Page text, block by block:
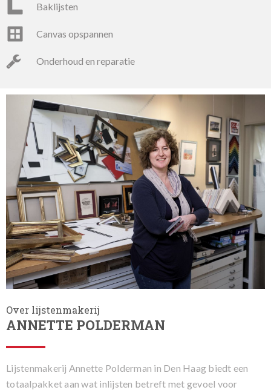
baklijsten
canvas opspannen
onderhoud en reparatie
Over lijstenmakerij
ANNETTE POLDERMAN
Lijstenmakerij Annette Polderman in Den Haag biedt een
totaalpakket aan wat inlijsten betreft met gevoel voor